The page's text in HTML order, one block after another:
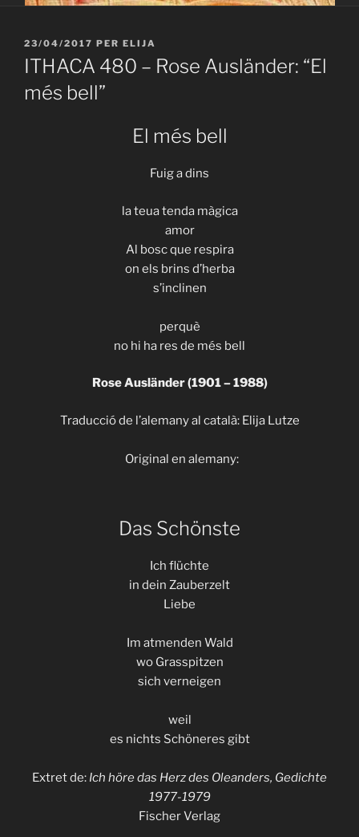
PUBLICAT
A
23/04/2017 PER ELIJA
ITHACA 480 – Rose Ausländer: “El
més bell”
El més bell
Fuig a dins
la teua tenda màgica
amor
Al bosc que respira
on els brins d’herba
s’inclinen
perquè
no hi ha res de més bell
Rose Ausländer(1901 – 1988)
Traducció de l’alemany al català: Elija Lutze
Original en alemany:
Das Schönste
Ich flüchte
in dein Zauberzelt
Liebe
Im atmenden Wald
wo Grasspitzen
sich verneigen
weil
es nichts Schöneres gibt
Extret de: Ich höre das Herz des Oleanders, Gedichte
1977-1979
Fischer Verlag